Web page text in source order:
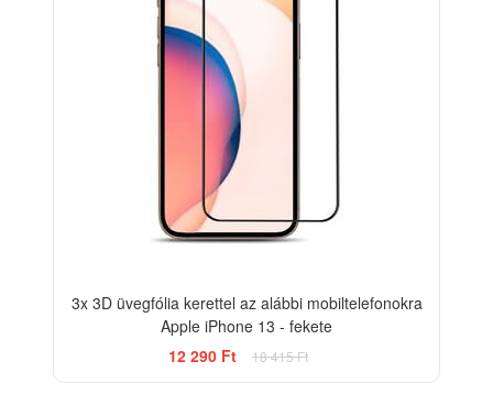
3x 3D üvegfólia kerettel az alábbi mobiltelefonokra
Apple iPhone 13 - fekete
12 290 Ft
18 415 Ft